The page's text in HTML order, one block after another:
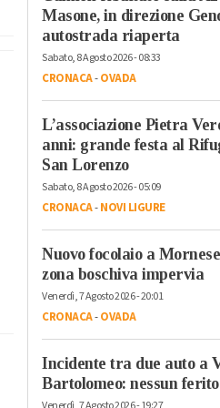
Masone, in direzione
autostrada riaperta
Sabato, 8 Agosto 2026 - 08:33
CRONACA-OVADA
L’associazione Pietra
anni: grande festa al
San Lorenzo
Sabato, 8 Agosto 2026 - 05:09
CRONACA-NOVI LIGURE
Nuovo focolaio a
zona boschiva impervia
Venerdì, 7 Agosto 2026 - 20:01
CRONACA-OVADA
Incidente tra due auto a
Bartolomeo: nessun